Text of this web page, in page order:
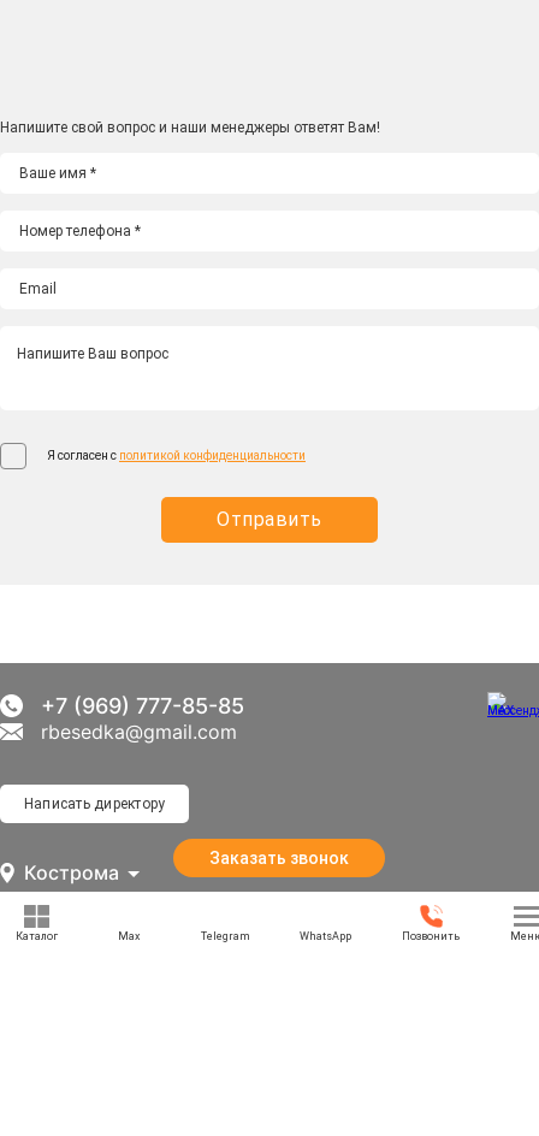
Напишите свой вопрос и наши менеджеры ответят Вам!
Я согласен с политикой конфиденциальности
Отправить
Кострома
г. Кострома, улица Магистральная, 37
Написать директору
+7 (969) 777-85-85
rbesedka@gmail.com
Заказать звонок
Каталог Max Telegram WhatsApp Позвонить